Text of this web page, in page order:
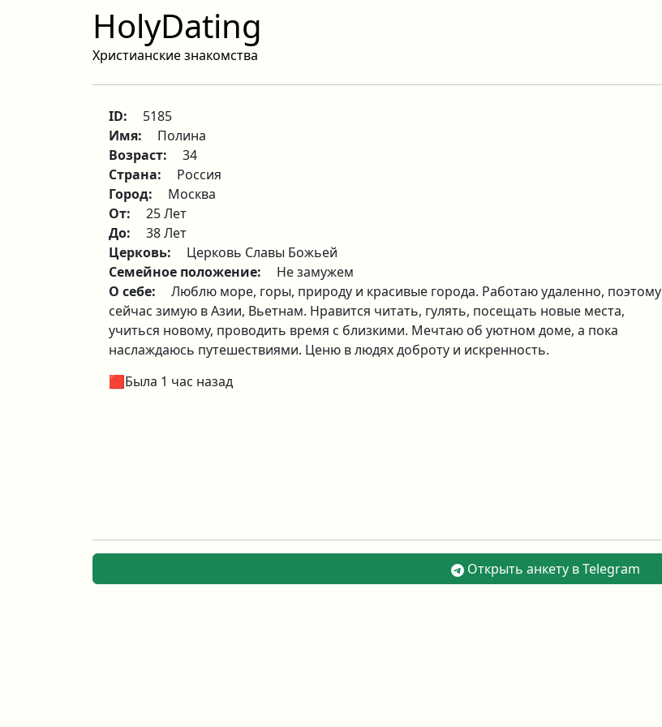
HolyDating
Христианские знакомства
ID:
5185
Имя:
Полина
Возраст:
34
Страна:
Россия
Город:
Москва
От:
25 Лет
До:
38 Лет
Церковь:
Церковь Славы Божьей
Семейное положение:
Не замужем
О себе:
Люблю море, горы, природу и красивые города. Работаю удаленно, поэтому
сейчас зимую в Азии, Вьетнам. Нравится читать, гулять, посещать новые места,
учиться новому, проводить время с близкими. Мечтаю об уютном доме, а пока
наслаждаюсь путешествиями. Ценю в людях доброту и искренность.
🟥Была 1 час назад
Открыть анкету в Telegram